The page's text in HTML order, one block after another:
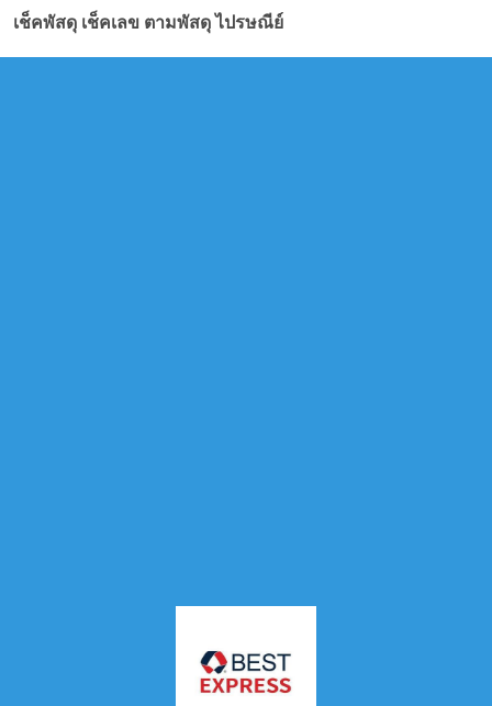
เช็คพัสดุ เช็คเลข ตามพัสดุ ไปรษณีย์